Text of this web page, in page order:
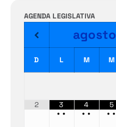
AGENDA LEGISLATIVA
agosto
D L M M
2
3
••
4
••
5
••